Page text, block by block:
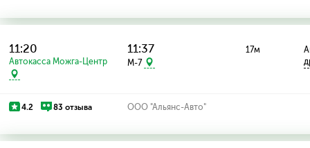
11:20
Автокасса Можга-Центр
11:37
M-7
17м
4.2 83 отзыва ООО "Альянс-Авто"